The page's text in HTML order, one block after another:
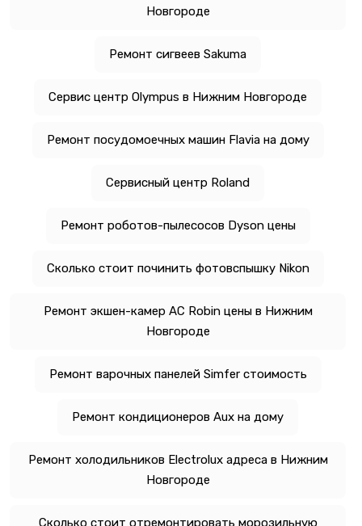
Новгороде
Ремонт сигвеев Sakuma
Сервис центр Olympus в Нижним Новгороде
Ремонт посудомоечных машин Flavia на дому
Сервисный центр Roland
Ремонт роботов-пылесосов Dyson цены
Сколько стоит починить фотовспышку Nikon
Ремонт экшен-камер AC Robin цены в Нижним
Новгороде
Ремонт варочных панелей Simfer стоимость
Ремонт кондиционеров Aux на дому
Ремонт холодильников Electrolux адреса в Нижним
Новгороде
Сколько стоит отремонтировать морозильную